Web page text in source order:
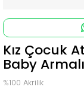
Kız Çocuk
Baby
%100 Akrilik